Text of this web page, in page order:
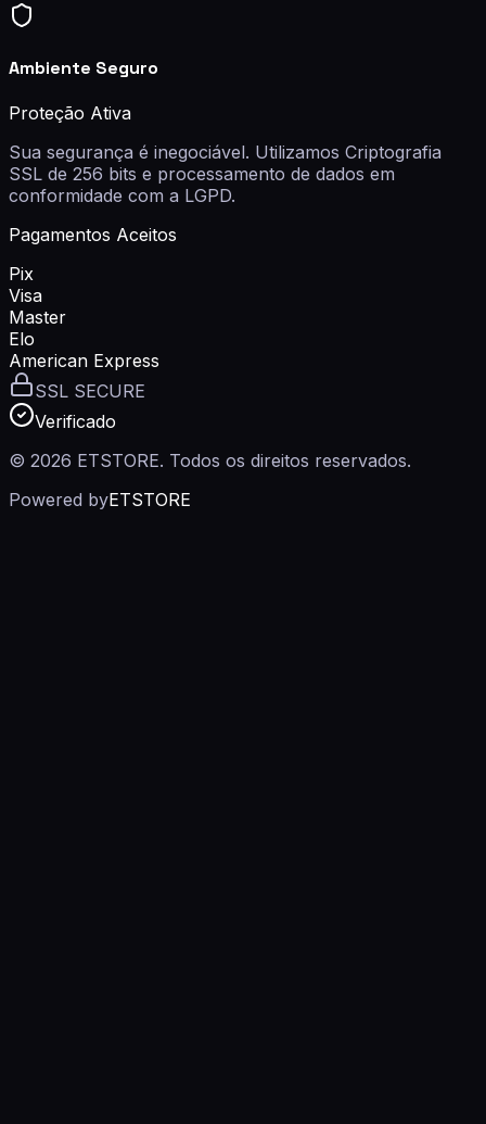
Ambiente Seguro
Proteção Ativa
Sua segurança é inegociável. Utilizamos Criptografia
SSL de 256 bits e processamento de dados em
conformidade com a LGPD.
Pagamentos Aceitos
Pix
Visa
Master
Elo
American Express
SSL SECURE
Verificado
© 2026 ETSTORE. Todos os direitos reservados.
Powered byETSTORE